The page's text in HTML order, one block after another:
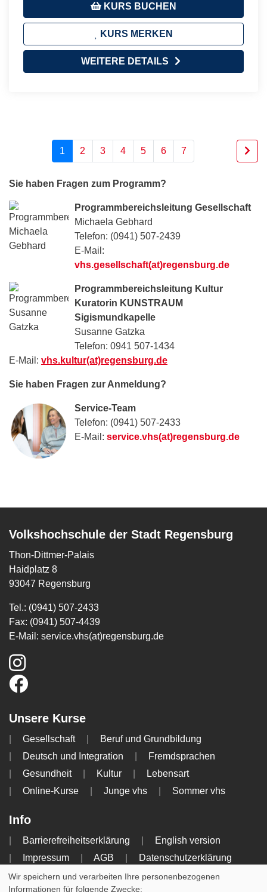
KURS BUCHEN
KURS MERKEN
WEITERE DETAILS
1 2 3 4 5 6 7
Sie haben Fragen zum Programm?
Programmbereichsleitung Gesellschaft
Michaela Gebhard
Telefon: (0941) 507-2439
E-Mail:
vhs.gesellschaft(at)regensburg.de
Programmbereichsleitung Kultur
Kuratorin KUNSTRAUM
Sigismundkapelle
Susanne Gatzka
Telefon: 0941 507-1434
E-Mail: vhs.kultur(at)regensburg.de
Sie haben Fragen zur Anmeldung?
Service-Team
Telefon: (0941) 507-2433
E-Mail: service.vhs(at)regensburg.de
Volkshochschule der Stadt Regensburg
Thon-Dittmer-Palais
Haidplatz 8
93047 Regensburg
Tel.: (0941) 507-2433
Fax: (0941) 507-4439
E-Mail: service.vhs(at)regensburg.de
Unsere Kurse
Gesellschaft
Beruf und Grundbildung
Deutsch und Integration
Fremdsprachen
Gesundheit
Kultur
Lebensart
Online-Kurse
Junge vhs Sommer vhs
Info
Barrierefreiheitserklärung
English version
Impressum
AGB
Datenschutzerklärung
Widerrufsbelehrung
Wir speichern und verarbeiten Ihre personenbezogenen
Informationen für folgende Zwecke: